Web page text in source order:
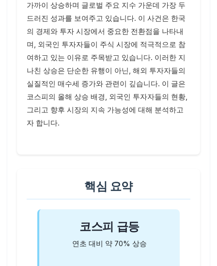
가까이 상승하며 글로벌 주요 지수 가운데 가장 두
드러진 성과를 보여주고 있습니다. 이 사건은 한국
의 경제와 투자 시장에서 중요한 전환점을 나타내
며, 외국인 투자자들이 주식 시장에 적극적으로 참
여하고 있는 이유로 주목받고 있습니다. 이러한 지
나친 상승은 단순한 유행이 아닌, 해외 투자자들의
실질적인 매수세 증가와 관련이 깊습니다. 이 글은
코스피의 올해 상승 배경, 외국인 투자자들의 현황,
그리고 향후 시장의 지속 가능성에 대해 분석하고
자 합니다.
핵심 요약
코스피 급등
연초 대비 약 70% 상승